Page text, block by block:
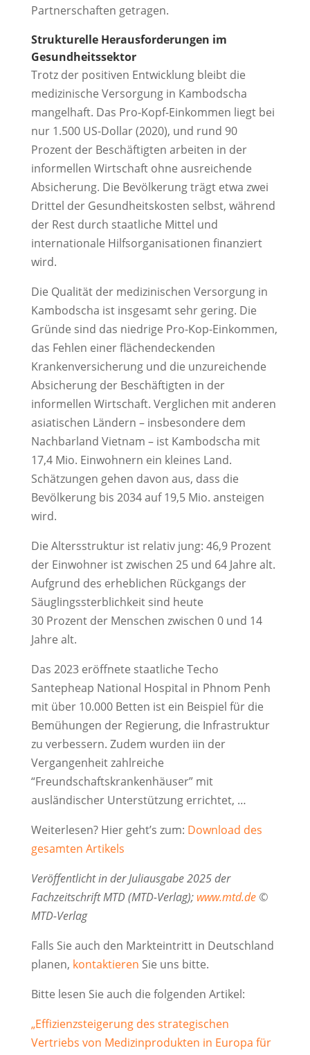
Partnerschaften getragen.
Strukturelle Herausforderungen im
Gesundheitssektor
Trotz der positiven Entwicklung bleibt die
medizinische Versorgung in Kambodscha
mangelhaft. Das Pro-Kopf-Einkommen liegt bei
nur 1.500 US-Dollar (2020), und rund 90
Prozent der Beschäftigten arbeiten in der
informellen Wirtschaft ohne ausreichende
Absicherung. Die Bevölkerung trägt etwa zwei
Drittel der Gesundheitskosten selbst, während
der Rest durch staatliche Mittel und
internationale Hilfsorganisationen finanziert
wird.
Die Qualität der medizinischen Versorgung in
Kambodscha ist insgesamt sehr gering. Die
Gründe sind das niedrige Pro-Kop-Einkommen,
das Fehlen einer flächendeckenden
Krankenversicherung und die unzureichende
Absicherung der Beschäftigten in der
informellen Wirtschaft. Verglichen mit anderen
asiatischen Ländern – insbesondere dem
Nachbarland Vietnam – ist Kambodscha mit
17,4 Mio. Einwohnern ein kleines Land.
Schätzungen gehen davon aus, dass die
Bevölkerung bis 2034 auf 19,5 Mio. ansteigen
wird.
Die Altersstruktur ist relativ jung: 46,9 Prozent
der Einwohner ist zwischen 25 und 64 Jahre alt.
Aufgrund des erheblichen Rückgangs der
Säuglingssterblichkeit sind heute
30 Prozent der Menschen zwischen 0 und 14
Jahre alt.
Das 2023 eröffnete staatliche Techo
Santepheap National Hospital in Phnom Penh
mit über 10.000 Betten ist ein Beispiel für die
Bemühungen der Regierung, die Infrastruktur
zu verbessern. Zudem wurden iin der
Vergangenheit zahlreiche
“Freundschaftskrankenhäuser” mit
ausländischer Unterstützung errichtet, …
Weiterlesen? Hier geht’s zum: Download des
gesamten Artikels
Veröffentlicht in der Juliausgabe 2025 der
Fachzeitschrift MTD (MTD-Verlag); www.mtd.de ©
MTD-Verlag
Falls Sie auch den Markteintritt in Deutschland
planen, kontaktieren Sie uns bitte.
Bitte lesen Sie auch die folgenden Artikel:
„Effizienzsteigerung des strategischen
Vertriebs von Medizinprodukten in Europa für